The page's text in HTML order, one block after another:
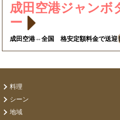
成田空港ジャンボ
ー
成田空港⇔全国 格安定額料金で送迎
料理
シーン
地域